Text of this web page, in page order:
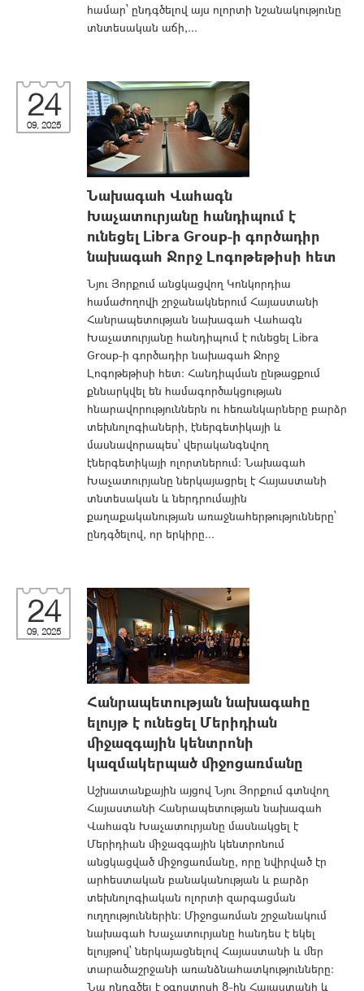
համար՝ ընդգծելով այս ոլորտի նշանակությունը
տնտեսական աճի,...
24
09, 2025
Նախագահ Վահագն
Խաչատուրյանը հանդիպում է
ունեցել Libra Group-ի գործադիր
նախագահ Ջորջ Լոգոթեթիսի հետ
Նյու Յորքում անցկացվող Կոնկորդիա
համաժողովի շրջանակներում Հայաստանի
Հանրապետության նախագահ Վահագն
Խաչատուրյանը հանդիպում է ունեցել Libra
Group-ի գործադիր նախագահ Ջորջ
Լոգոթեթիսի հետ։ Հանդիպման ընթացքում
քննարկվել են համագործակցության
հնարավորություններն ու հեռանկարները բարձր
տեխնոլոգիաների, էներգետիկայի և
մասնավորապես՝ վերականգնվող
էներգետիկայի ոլորտներում։ Նախագահ
Խաչատուրյանը ներկայացրել է Հայաստանի
տնտեսական և ներդրումային
քաղաքականության առաջնահերթությունները՝
ընդգծելով, որ երկիրը...
24
09, 2025
Հանրապետության նախագահը
ելույթ է ունեցել Մերիդիան
միջազգային կենտրոնի
կազմակերպած միջոցառմանը
Աշխատանքային այցով Նյու Յորքում գտնվող
Հայաստանի Հանրապետության նախագահ
Վահագն Խաչատուրյանը մասնակցել է
Մերիդիան միջազգային կենտրոնում
անցկացված միջոցառմանը, որը նվիրված էր
արհեստական բանականության և բարձր
տեխնոլոգիական ոլորտի զարգացման
ուղղություններին։ Միջոցառման շրջանակում
նախագահ Խաչատուրյանը հանդես է եկել
ելույթով՝ ներկայացնելով Հայաստանի և մեր
տարածաշրջանի առանձնահատկությունները։
Նա ընդգծել է օգոստոսի 8-ին Հայաստանի և